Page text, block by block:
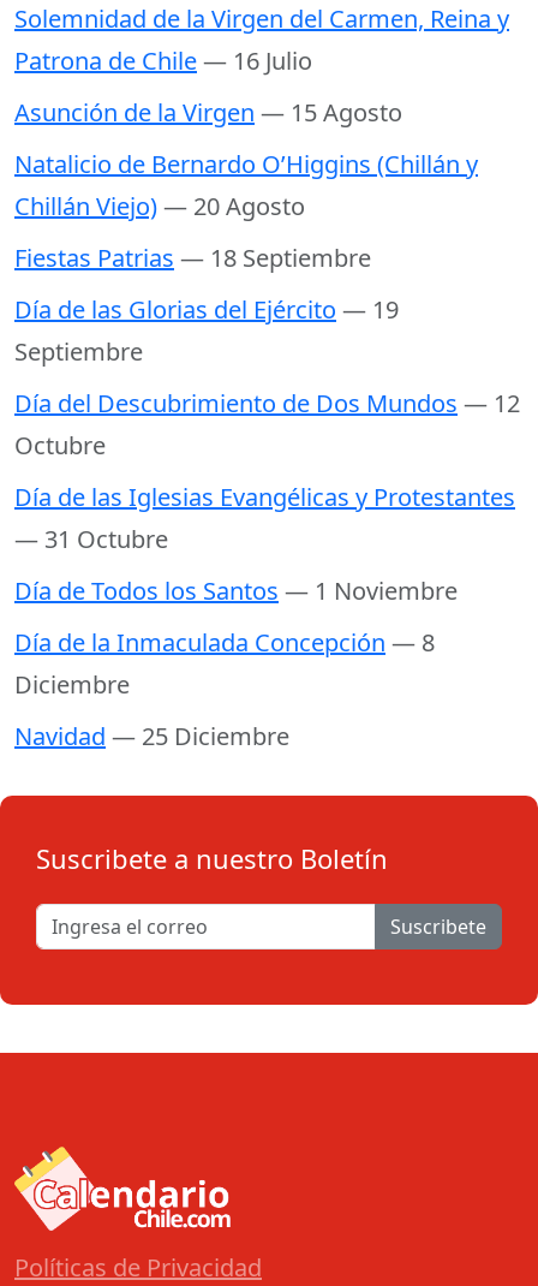
Solemnidad de la Virgen del Carmen, Reina y
Patrona de Chile— 16 Julio
Asunción de la Virgen — 15 Agosto
Natalicio de Bernardo O’Higgins (Chillán y
Chillán Viejo)— 20 Agosto
Fiestas Patrias — 18 Septiembre
Día de las Glorias del Ejército — 19
Septiembre
Día del Descubrimiento de Dos Mundos — 12
Octubre
Día de las Iglesias Evangélicas y Protestantes
— 31 Octubre
Día de Todos los Santos — 1 Noviembre
Día de la Inmaculada Concepción — 8
Diciembre
Navidad — 25 Diciembre
Suscribete a nuestro Boletín
Suscribete
Políticas de Privacidad